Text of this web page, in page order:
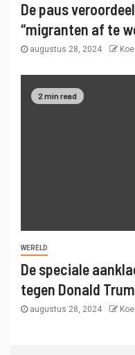
De paus
“migranten af ​​te
augustus 28, 2024
2 min read
WERELD
De speciale
tegen Donald
augustus 28, 2024